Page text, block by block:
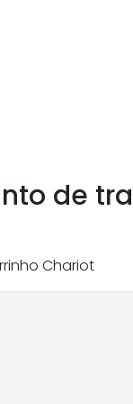
de
Chariot